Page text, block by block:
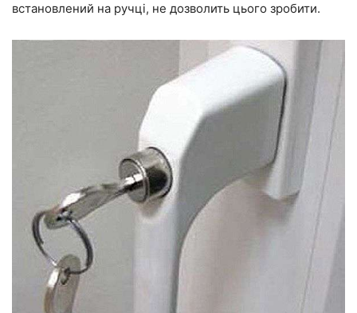
встановлений на ручці, не дозволить цього зробити.